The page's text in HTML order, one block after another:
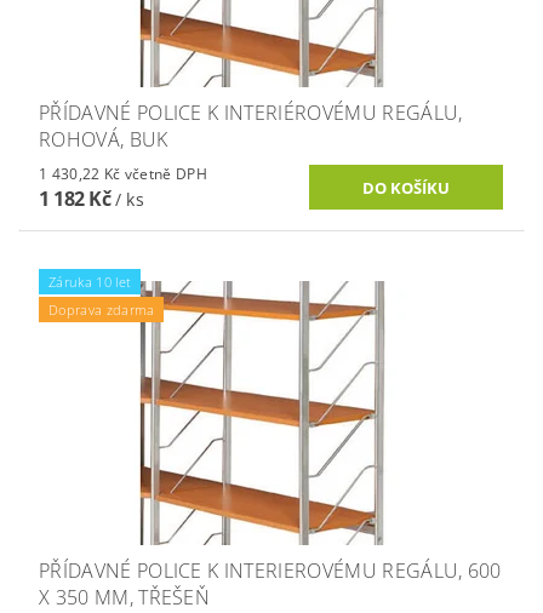
PŘÍDAVNÉ POLICE K INTERIÉROVÉMU REGÁLU,
ROHOVÁ, BUK
1 430,22 Kč včetně DPH
1 182 Kč/ ks
Záruka 10 let
Doprava zdarma
PŘÍDAVNÉ POLICE K INTERIEROVÉMU REGÁLU, 600
X 350 MM, TŘEŠEŇ